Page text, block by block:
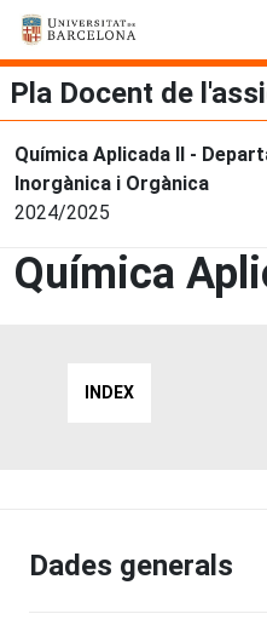
Pla Docent de
Química Aplicada II -
Inorgànica i Orgànica
2024/2025
Química
INDEX
Dades generals